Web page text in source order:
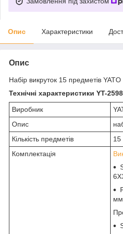
Опис Характеристики
Опис
Набір викруток 15 предметів
Технічні характеристики YT-
Виробник
Опис
Кількість предметів
15
Комплектація